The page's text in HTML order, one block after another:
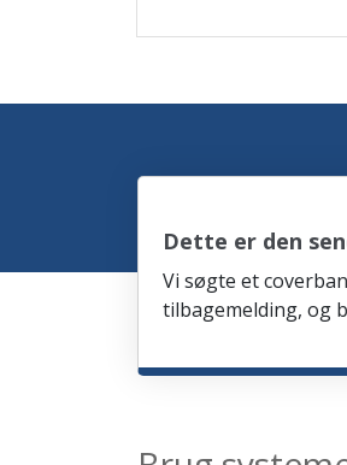
Dette er den
Vi søgte et
tilbagemelding, og